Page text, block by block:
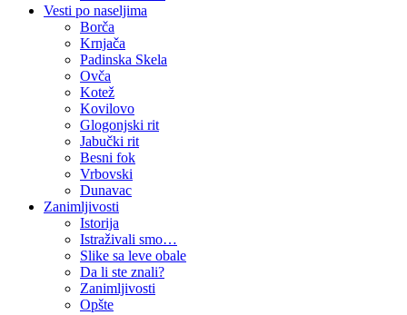
Vesti po naseljima
Borča
Krnjača
Padinska Skela
Ovča
Kotež
Kovilovo
Glogonjski rit
Jabučki rit
Besni fok
Vrbovski
Dunavac
Zanimljivosti
Istorija
Istraživali smo…
Slike sa leve obale
Da li ste znali?
Zanimljivosti
Opšte